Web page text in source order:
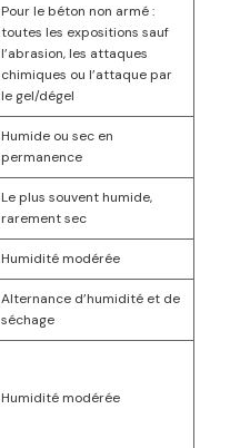
Pour le béton non armé :
toutes les expositions sauf
l’abrasion, les attaques
chimiques ou l’attaque par
le gel/dégel
Humide ou sec en
permanence
Le plus souvent humide,
rarement sec
Humidité modérée
Alternance d’humidité et de
séchage
Humidité modérée